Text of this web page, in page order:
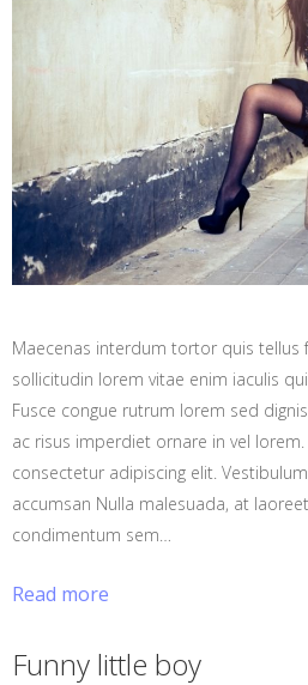
Maecenas interdum tortor quis tellus
sollicitudin lorem vitae enim iaculis
Fusce congue rutrum lorem sed
ac risus imperdiet ornare in vel
consectetur adipiscing elit.
accumsan Nulla malesuada, at
condimentum sem…
Read more
Funny little boy